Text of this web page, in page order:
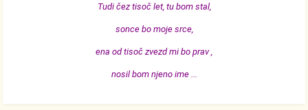
Tudi čez tisoč let, tu bom stal,
sonce bo moje srce,
ena od tisoč zvezd mi bo prav ,
nosil bom njeno ime ...